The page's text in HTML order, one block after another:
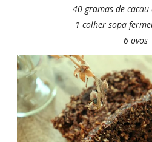
40 gramas de cacau
1 colher sopa
6 ovos